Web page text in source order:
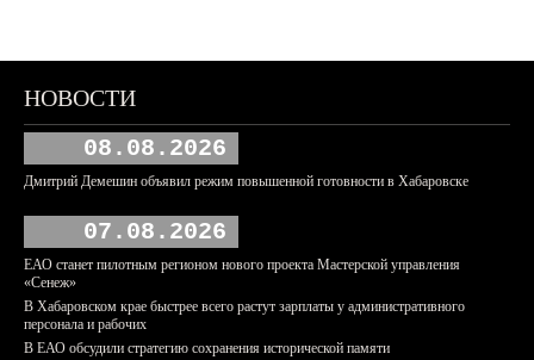
НОВОСТИ
08.08.2026
Дмитрий Демешин объявил режим повышенной готовности в Хабаровске
07.08.2026
ЕАО станет пилотным регионом нового проекта Мастерской управления
«Сенеж»
В Хабаровском крае быстрее всего растут зарплаты у административного
персонала и рабочих
В ЕАО обсудили стратегию сохранения исторической памяти